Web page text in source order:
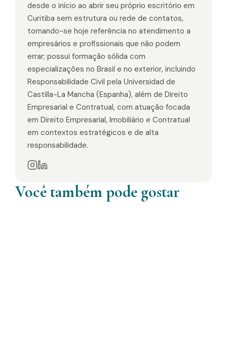
desde o início ao abrir seu próprio escritório em
Curitiba sem estrutura ou rede de contatos,
tornando-se hoje referência no atendimento a
empresários e profissionais que não podem
errar; possui formação sólida com
especializações no Brasil e no exterior, incluindo
Responsabilidade Civil pela Universidad de
Castilla-La Mancha (Espanha), além de Direito
Empresarial e Contratual, com atuação focada
em Direito Empresarial, Imobiliário e Contratual
em contextos estratégicos e de alta
responsabilidade.
Você também pode gostar